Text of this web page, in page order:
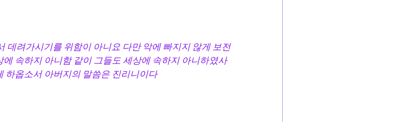
데려가시기를 위함이 아니요 다만 악에 빠지지 않게 보전
속하지 아니함 같이 그들도 세상에 속하지 아니하였사
하옵소서 아버지의 말씀은 진리니이다